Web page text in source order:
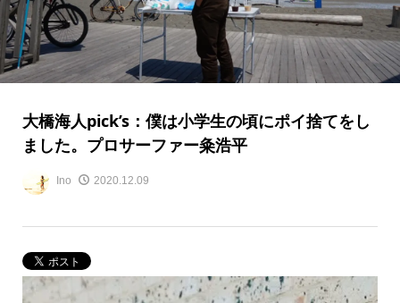
大橋海人pick’s：僕は小学生の頃にポイ捨てをし
ました。プロサーファー粂浩平
Ino 2020.12.09